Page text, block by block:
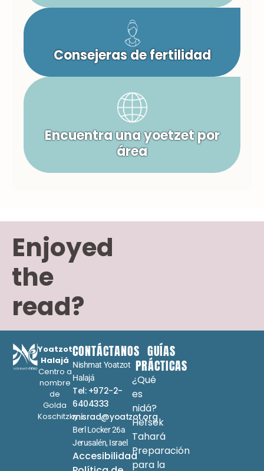
Consejeras de fertilidad
Encuentra una yoetzet por
área
Enjoyed
the
read?
Yoatzot
Halajá
Centro a
nombre
de
Golda
Koschitzky
CONTÁCTANOS
Nishmat Yoatzot
Halajá
Tel: +972-2-
6404333
misrad@yoatzot.org
Berl Locker 26a
Jerusalén, Israel
Accesibilidad
GUÍAS
PRÁCTICAS
¿Qué
es
nidá?
Hefsek
Tahará
Preparación
para la